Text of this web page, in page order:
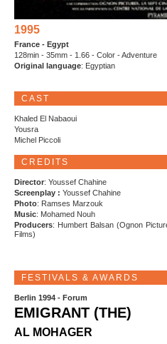
1995
France - Egypt
128min - 35mm - 1.66 - Color - Adventure
Original language: Egyptian
CAST
Khaled El Nabaoui
Yousra
Michel Piccoli
CREDITS
Director: Youssef Chahine
Screenplay : Youssef Chahine
Photo: Ramses Marzouk
Music: Mohamed Nouh
Producers: Humbert Balsan (Ognon
Films)
FESTIVALS & AWARDS
Berlin 1994 - Forum
EMIGRANT (THE)
AL MOHAGER